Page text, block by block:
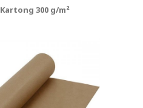
Kartong 300 g/m²